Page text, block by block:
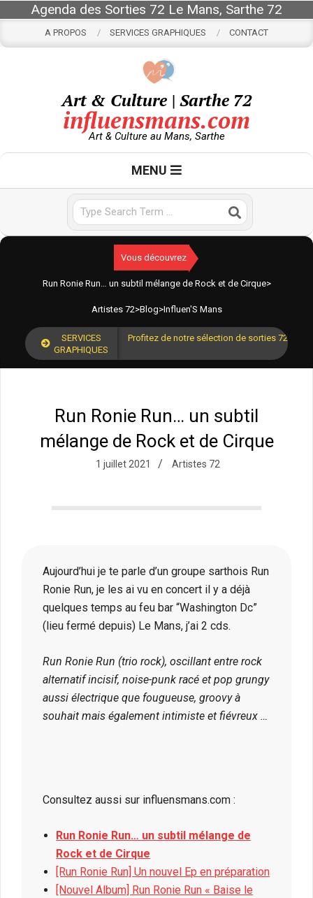
content
Agenda des Sorties 72 Le Mans, Sarthe 72
A PROPOS SERVICES GRAPHIQUES CONTACT
Art & Culture | Sarthe 72
influensmans.com
Art & Culture au Mans, Sarthe
MENU
Vous découvrez
Run Ronie Run… un subtil mélange de Rock et de Cirque>
Artistes 72>Blog>Influen'S Mans
SERVICES
GRAPHIQUES
Profitez de notre sélection de sorties 72 pour
Run Ronie Run… un subtil
mélange de Rock et de Cirque
1 juillet 2021 Artistes 72
Aujourd’hui je te parle d’un groupe sarthois Run
Ronie Run, je les ai vu en concert il y a déjà
quelques temps au feu bar “Washington Dc”
(lieu fermé depuis) Le Mans, j’ai 2 cds.
Run Ronie Run (trio rock), oscillant entre rock
alternatif incisif, noise-punk racé et pop grungy
aussi électrique que fougueuse, groovy à
souhait mais également intimiste et fiévreux …
Consultez aussi sur influensmans.com :
Run Ronie Run… un subtil mélange de
Rock et de Cirque
[Run Ronie Run] Un nouvel Ep en préparation
[Nouvel Album] Run Ronie Run « Baise le